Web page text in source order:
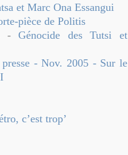
et Marc Ona Essangui
pièce de Politis
Génocide des Tutsi et
- Nov. 2005 - Sur le
c’est trop’